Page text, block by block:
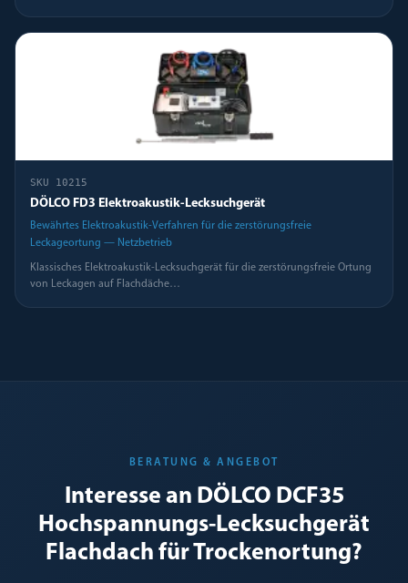
SKU 10215
DÖLCO FD3 Elektroakustik-Lecksuchgerät
Bewährtes Elektroakustik-Verfahren für die zerstörungsfreie
Leckageortung — Netzbetrieb
Klassisches Elektroakustik-Lecksuchgerät für die zerstörungsfreie Ortung
von Leckagen auf Flachdäche…
BERATUNG & ANGEBOT
Interesse an DÖLCO DCF35
Hochspannungs-Lecksuchgerät
Flachdach für Trockenortung?